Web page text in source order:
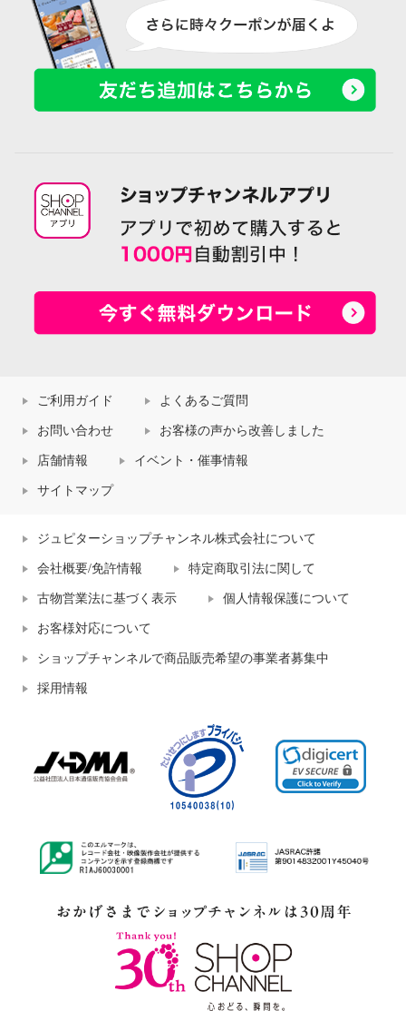
ご利用ガイド よくあるご質問
お問い合わせ お客様の声から改善しました
店舗情報 イベント・催事情報
サイトマップ
ジュピターショップチャンネル株式会社について
会社概要/免許情報 特定商取引法に関して
古物営業法に基づく表示 個人情報保護について
お客様対応について
ショップチャンネルで商品販売希望の事業者募集中
採用情報